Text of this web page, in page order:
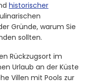
historischer
Gründe, warum Sie
sollten.
Rückzugsort im
Urlaub an der Küste
Villen mit Pools zur